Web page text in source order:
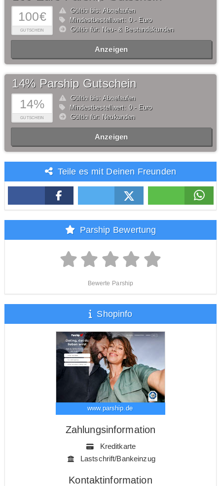
100€
GUTSCHEIN
Gültig bis: Abgelaufen
Mindestbestellwert: 0,- Euro
Gültig für: Neu- & Bestandskunden
Anzeigen
14%
GUTSCHEIN
14% Parship Gutschein
Gültig bis: Abgelaufen
Mindestbestellwert: 0,- Euro
Gültig für: Neukunden
Anzeigen
Teile es mit Deinen Freunden
Parship Bewertung
Bewerte Parship
Shopinfo
www.parship.de
Zahlungsinformation
Kreditkarte
Lastschrift/Bankeinzug
Kontaktinformation